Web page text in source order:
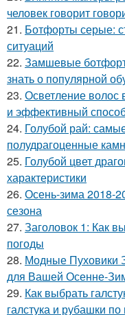
человек говорит
21. Ботфорты серые:
ситуаций
22. Замшевые
знать о популярной
23. Осветление волос
и эффективный
24. Голубой рай:
полудрагоценные
25. Голубой цвет
характеристики
26. Осень-зима 2018-
сезона
27. Заголовок 1: Как
погоды
28. Модные Пуховики
для Вашей Осенне-
29. Как выбрать
галстука и рубашки по